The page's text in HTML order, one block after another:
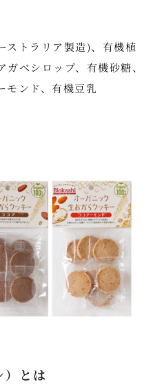
ストラリア製造)、有機植
ベシロップ、有機砂糖、
モンド、有機豆乳
とは